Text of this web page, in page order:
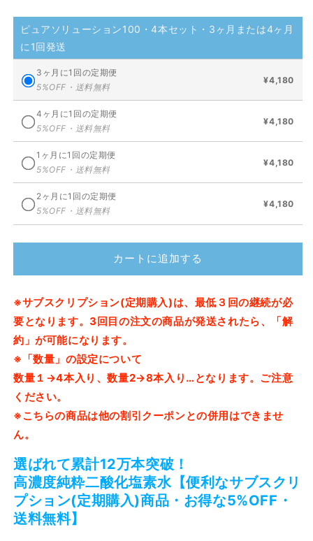
ュ
ア
ソ
ュ
ー
シ
ョ
ン
100【4
本
セ
ッ
ク
リ
プ
シ
ョ
ン
(定
期
・
5%OFF】
の
数
ュ
ア
ュ
ー
シ
ョ
ン
100【4
本
セ
ッ
ク
リ
プ
シ
ョ
ン
期
・
5%OFF】
の
ピュアソリューション100・4本セット・3ヶ月または4ヶ月
に1回発送
3ヶ月に1回の定期便
5%OFF・送料無料
¥4,180
4ヶ月に1回の定期便
5%OFF・送料無料
¥4,180
1ヶ月に1回の定期便
5%OFF・送料無料
¥4,180
2ヶ月に1回の定期便
5%OFF・送料無料
¥4,180
カートに追加する
※サブスクリプション(定期購入)は、最低３回の継続が必
要となります。3回目の注文の商品が発送されたら、「解
約」が可能になります。
※「数量」の設定について
数量１→4本入り、数量2→8本入り…となります。ご注意
ください。
※こちらの商品は他の割引クーポンとの併用はできませ
ん。
選ばれて累計12万本突破！
高濃度純粋二酸化塩素水【便利なサブスクリ
プション(定期購入)商品・お得な5%OFF・
送料無料】